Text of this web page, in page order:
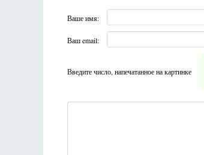
Ваше имя:
Ваш email:
Введите число, напечатанное на картинке